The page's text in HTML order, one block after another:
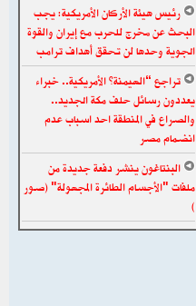
رئيس هيئة الأركان الأمريكية: يجب
البحث عن مخرج للحرب مع إيران والقوة
الجوية وحدها لن تحقق أهداف ترامب
تراجع “الهيمنة” الأمريكية.. خبراء
يعددون رسائل حلف مكة الجديد..
والصراع في المنطقة احد اسباب عدم
انضمام مصر
البنتاغون ينشر دفعة جديدة من
ملفات "الأجسام الطائرة المجهولة" (صور
)